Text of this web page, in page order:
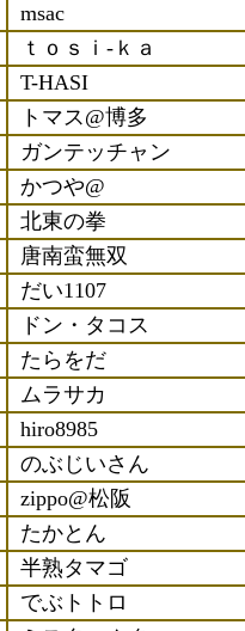
msac
ｔｏｓｉ-ｋａ
T-HASI
トマス@博多
ガンテッチャン
かつや@
北東の拳
唐南蛮無双
だい1107
ドン・タコス
たらをだ
ムラサカ
hiro8985
のぶじいさん
zippo@松阪
たかとん
半熟タマゴ
でぶトトロ